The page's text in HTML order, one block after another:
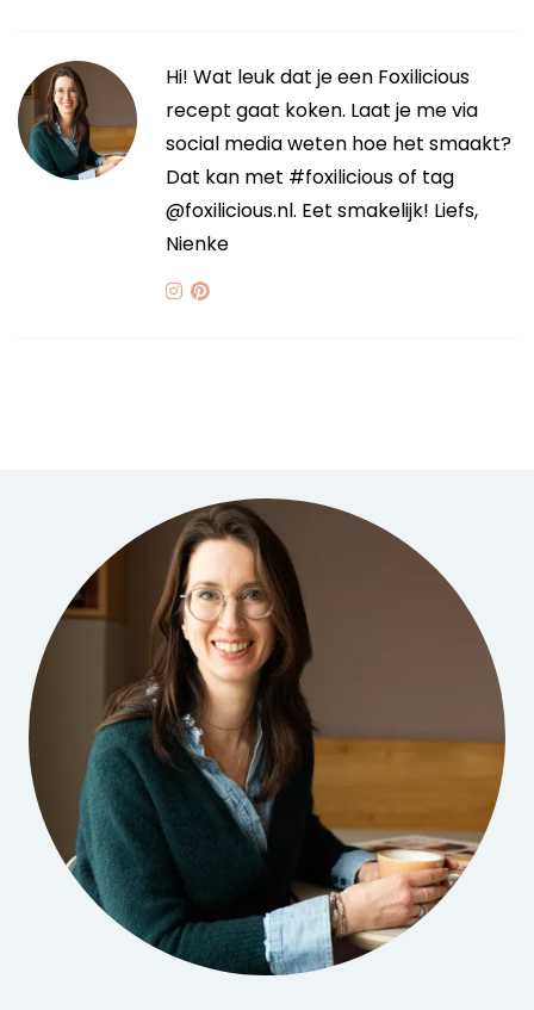
Hi! Wat leuk dat je een Foxilicious
recept gaat koken. Laat je me via
social media weten hoe het smaakt?
Dat kan met #foxilicious of tag
@foxilicious.nl. Eet smakelijk! Liefs,
Nienke